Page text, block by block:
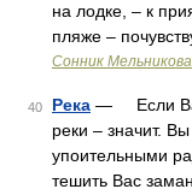
на лодке, – к
пляже –
Сонник Мельникова
40 Река — Если Вам
реки – значит.
упоительными
тешить Вас